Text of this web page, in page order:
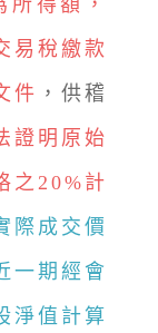
得額，
易稅繳款
件 ，供稽
證明原始
之20%計
際成交價
一期經會
淨值計算